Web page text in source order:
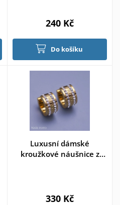
240 Kč
Do košíku
Luxusní dámské
kroužkové náušnice z
330 Kč